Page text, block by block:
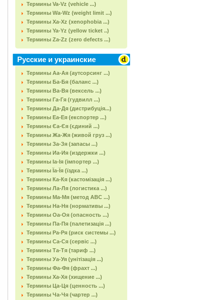
Термины Va-Vz (vehicle ...)
Термины Wa-Wz (weight limit ...)
Термины Xa-Xz (xenophobia ...)
Термины Ya-Yz (yellow ticket ..)
Термины Za-Zz (zero defects ...)
Русские и украинские
Термины Аа-Ая (аутсорсинг ...)
Термины Ба-Бя (баланс ...)
Термины Ва-Вя (вексель ...)
Термины Га-Гя (гудвилл ...)
Термины Да-Дя (дистрибуція...)
Термины Еа-Ея (експортер ...)
Термины Єа-Єя (єдиний ...)
Термины Жа-Жя (живой груз ...)
Термины За-Зя (запасы ...)
Термины Иа-Ия (издержки ...)
Термины Іа-Ія (імпортер ...)
Термины Їа-Їя (їздка ...)
Термины Ка-Кя (кастомізація ...)
Термины Ла-Ля (логистика ...)
Термины Ма-Мя (метод АВС ...)
Термины На-Ня (нормативы ...)
Термины Оа-Оя (опасность ...)
Термины Па-Пя (палетизація ...)
Термины Ра-Ря (риск системы ...)
Термины Са-Ся (сервіс ...)
Термины Та-Тя (тариф ...)
Термины Уа-Уя (унітізація ...)
Термины Фа-Фя (фрахт ...)
Термины Ха-Хя (хищение ...)
Термины Ца-Ця (ценность ...)
Термины Ча-Чя (чартер ...)